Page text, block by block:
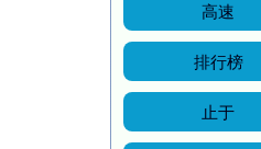
高速
排行榜
止于